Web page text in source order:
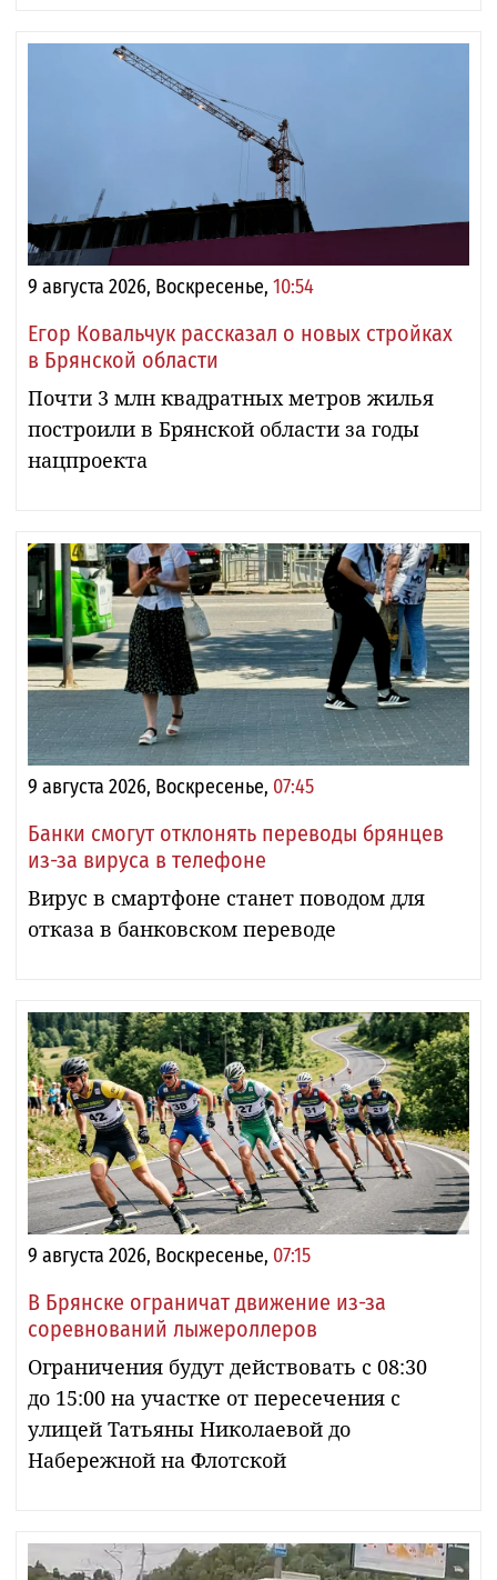
9 августа 2026, Воскресенье, 10:54
Егор Ковальчук рассказал о новых стройках
в Брянской области
Почти 3 млн квадратных метров жилья
построили в Брянской области за годы
нацпроекта
9 августа 2026, Воскресенье, 07:45
Банки смогут отклонять переводы брянцев
из-за вируса в телефоне
Вирус в смартфоне станет поводом для
отказа в банковском переводе
9 августа 2026, Воскресенье, 07:15
В Брянске ограничат движение из-за
соревнований лыжероллеров
Ограничения будут действовать с 08:30
до 15:00 на участке от пересечения с
улицей Татьяны Николаевой до
Набережной на Флотской